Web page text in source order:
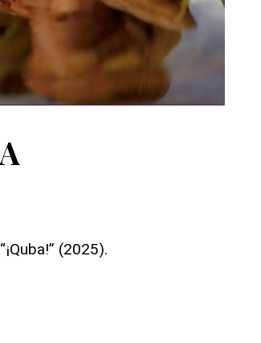
(2025).